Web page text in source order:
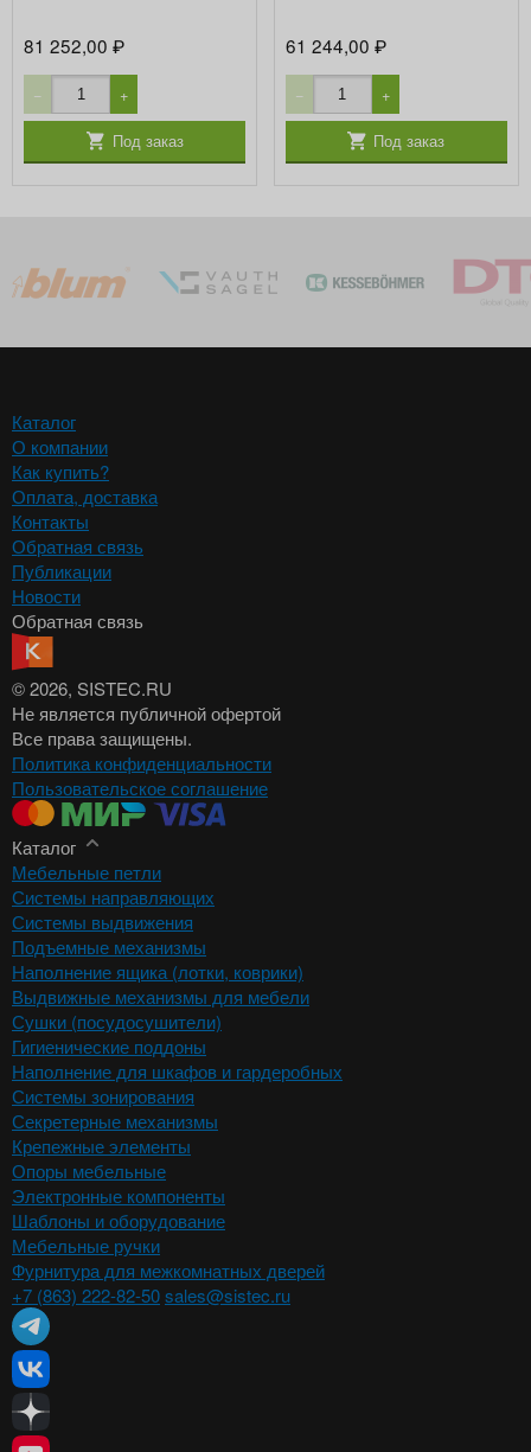
81 252,00₽
− +
Под заказ
61 244,00 ₽
− +
Под заказ
Каталог
О компании
Как купить?
Оплата, доставка
Контакты
Обратная связь
Публикации
Новости
Обратная связь
© 2026, SISTEC.RU
Не является публичной офертой
Все права защищены.
Политика конфиденциальности
Пользовательское соглашение
Каталог
Мебельные петли
Системы направляющих
Системы выдвижения
Подъемные механизмы
Наполнение ящика (лотки, коврики)
Выдвижные механизмы для мебели
Сушки (посудосушители)
Гигиенические поддоны
Наполнение для шкафов и гардеробных
Системы зонирования
Секретерные механизмы
Крепежные элементы
Опоры мебельные
Электронные компоненты
Шаблоны и оборудование
Мебельные ручки
Фурнитура для межкомнатных дверей
+7 (863) 222-82-50sales@sistec.ru